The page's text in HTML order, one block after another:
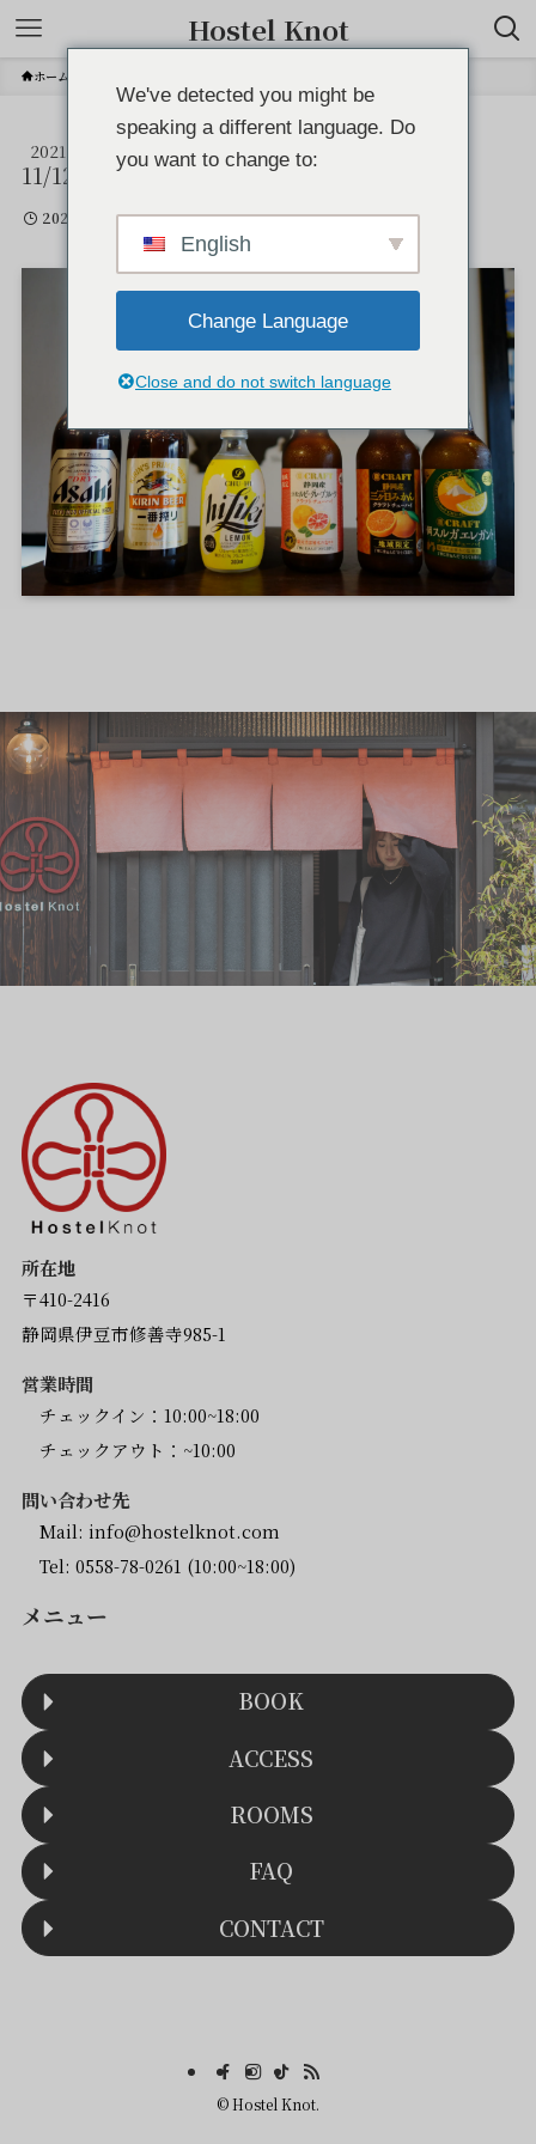
Hostel Knot
ホーム
DSC00588
2021
11/12
2021年11月12日
所在地
〒410-2416
静岡県伊豆市修善寺985-1
営業時間
チェックイン：10:00~18:00
チェックアウト：~10:00
問い合わせ先
Mail: info@hostelknot.com
Tel: 0558-78-0261 (10:00~18:00)
メニュー
BOOK
ACCESS
ROOMS
FAQ
CONTACT
©Hostel Knot.
We've detected you might be
speaking a different language. Do
you want to change to:
English
Change Language
Close and do not switch language